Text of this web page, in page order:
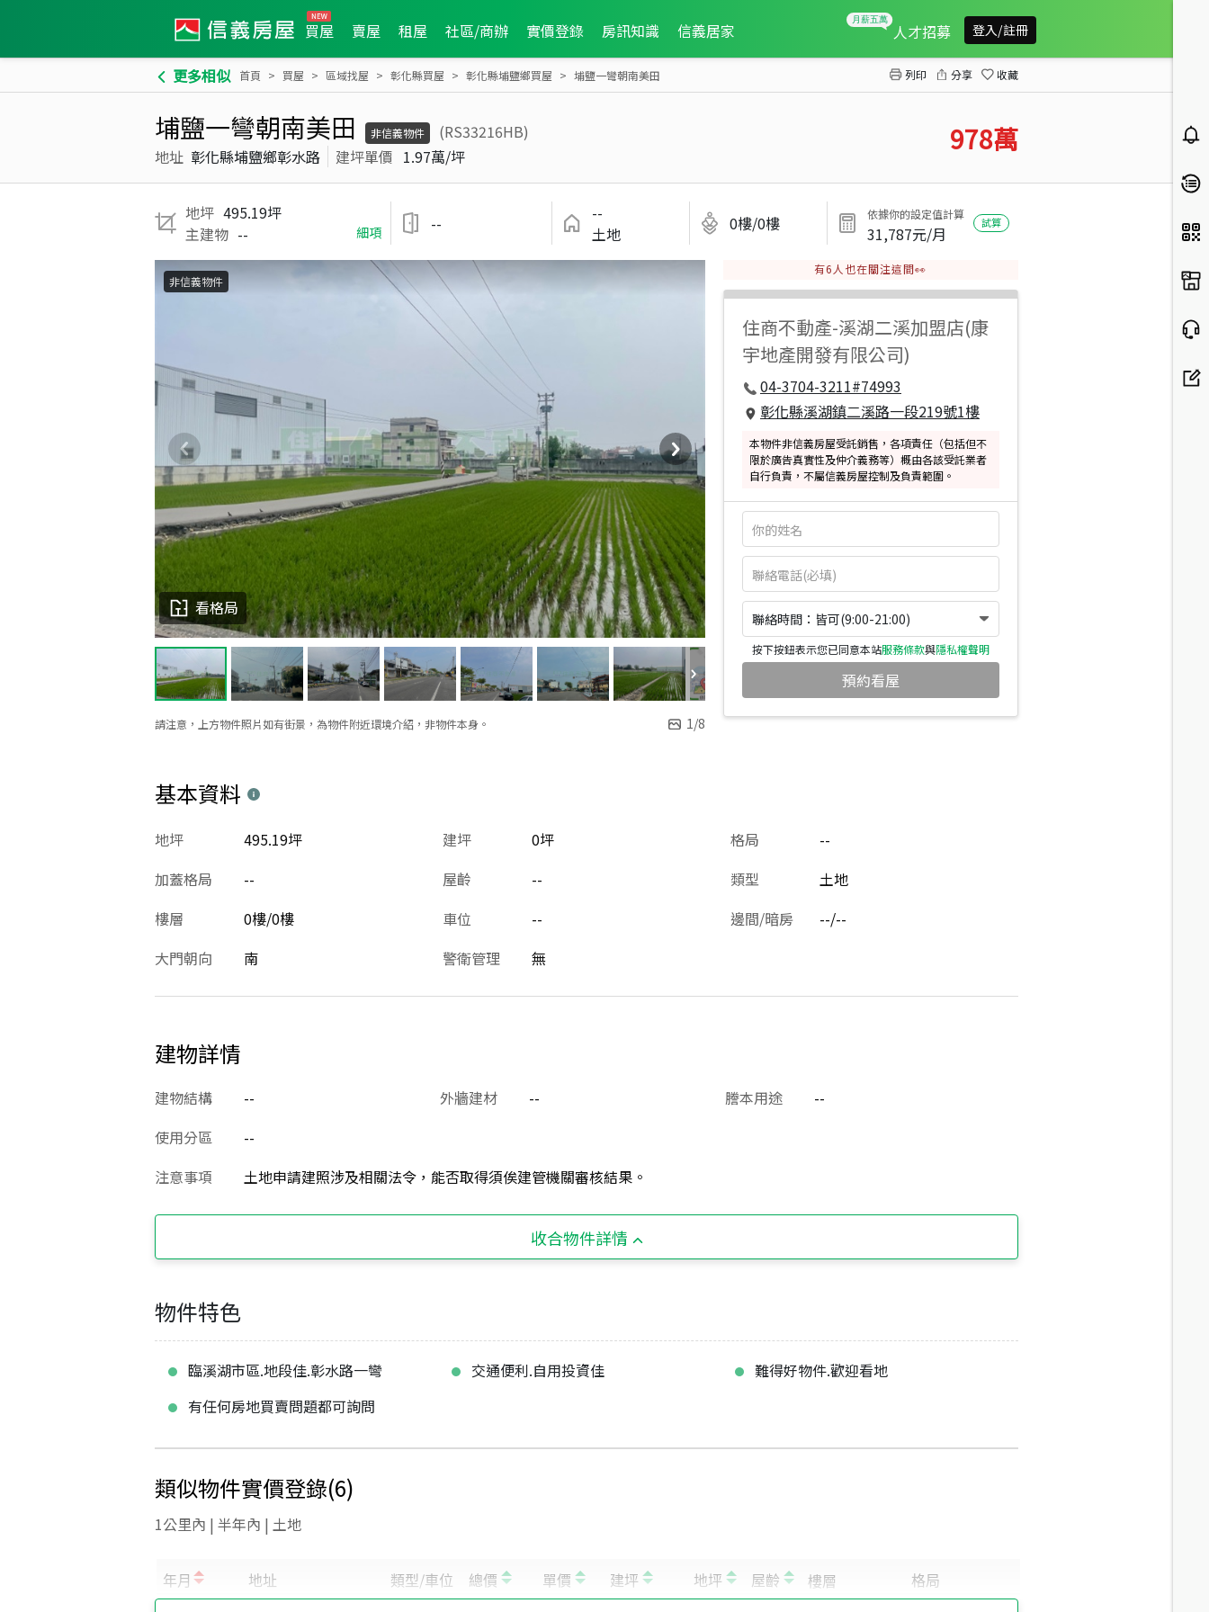
買屋 賣屋 租屋 社區/商辦 實價登錄 房訊知識 信義居家 人才招募 登入/註冊
更多相似 首頁 買屋 區域找屋 彰化縣買屋 彰化縣埔鹽鄉買屋 埔鹽一彎朝南美田 列印 分享 收藏
埔鹽一彎朝南美田 非信義物件
(RS33216HB)
地址 彰化縣埔鹽鄉彰水路 建坪單價 1.97萬/坪 978萬
地坪 495.19坪
主建物 -- 細項 --
--
土地
0樓/0樓 依據你的設定值計算
31,787元/月
試算
請注意，上方物件照片如有街景，為物件附近環境介紹，非物件本身。 1/8
看格局
非信義物件
有6 人也在關注這間👀
住商不動產-溪湖二溪加盟店(康
宇地產開發有限公司)
04-3704-3211#74993
彰化縣溪湖鎮二溪路一段219號1樓
本物件非信義房屋受託銷售，各項責任（包括但不
限於廣告真實性及仲介義務等）概由各該受託業者
自行負責，不屬信義房屋控制及負責範圍。
聯絡時間：皆可(9:00-21:00)
按下按鈕表示您已同意本站服務條款與隱私權聲明
預約看屋
基本資料
建坪 0坪
地坪 495.19坪 格局
--
加蓋格局
-- 屋齡 -- 類型
土地
樓層
0樓/0樓 車位 -- 邊間/暗房
--/--
大門朝向
南 警衛管理 無
建物詳情
建物結構 -- 外牆建材 -- 謄本用途
--
使用分區
--
注意事項
土地申請建照涉及相關法令，能否取得須俟建管機關審核結果。
收合物件詳情
物件特色
臨溪湖市區.地段佳.彰水路一彎 交通便利.自用投資佳
難得好物件.歡迎看地
有任何房地買賣問題都可詢問
類似物件實價登錄(6)
1公里內 | 半年內 | 土地